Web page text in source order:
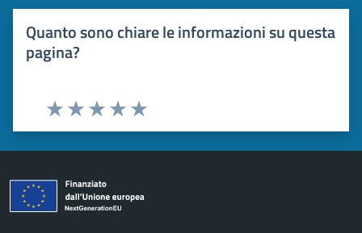
Quanto sono chiare le informazioni su questa
pagina?
Valuta 5 stelle su 5
Valuta 4 stelle su 5
Valuta 3 stelle su 5
Valuta 2 stelle su 5
Valuta 1 stelle su 5